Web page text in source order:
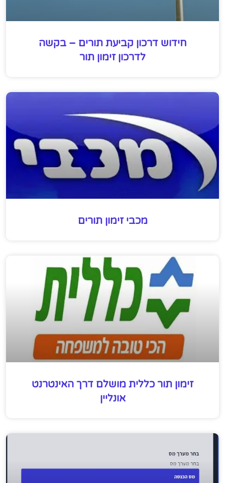
חידוש דרכון קביעת תורים – בקשה
לדרכון זימון תור
מכבי זימון תורים
זימון תור כללית מושלם דרך האינטרנט
אונליין